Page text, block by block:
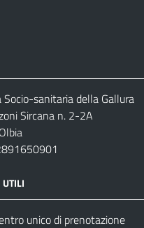
Socio-sanitaria della Gallura
Sircana n. 2-2A
unico di prenotazione